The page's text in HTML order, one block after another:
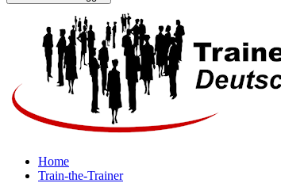
Home
Train-the-Trainer